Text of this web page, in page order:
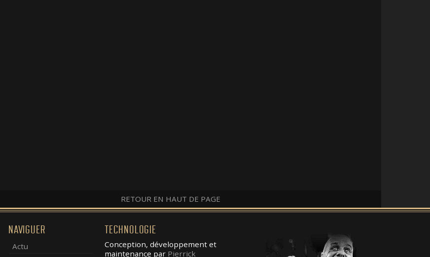
RETOUR EN HAUT DE PAGE
NAVIGUER
Actu
TECHNOLOGIE
Conception, développement et
maintenance par Pierrick